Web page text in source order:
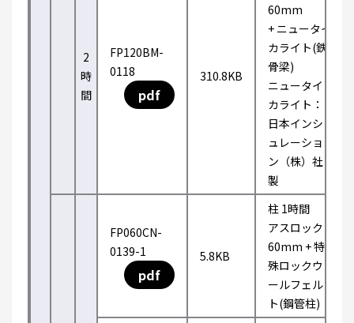
2
時
間
FP120BM-
0118
pdf
310.8KB
60mm
+ ニュータイ
カライト(鉄
骨梁)
ニュータイ
カライト：
日本インシ
ュレーショ
ン（株）社
製
FP060CN-
0139-1
pdf
5.8KB
柱 1時間
アスロック
60mm + 特
殊ロックウ
ールフェル
ト(鋼管柱)